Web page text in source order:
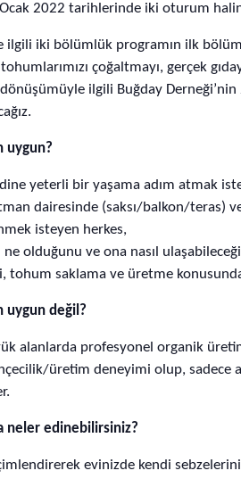
2022 tarihlerinde iki oturum
ilgili iki bölümlük programın ilk
çoğaltmayı, gerçek
ilgili Buğday
uygun?
yeterli bir yaşama adım atmak
dairesinde (saksı/balkon/teras)
isteyen herkes,
ne olduğunu ve ona nasıl
tohum saklama ve üretme
uygun değil?
alanlarda profesyonel organik
üretim deneyimi olup, sadece
neler edinebilirsiniz?
çimlendirerek evinizde kendi